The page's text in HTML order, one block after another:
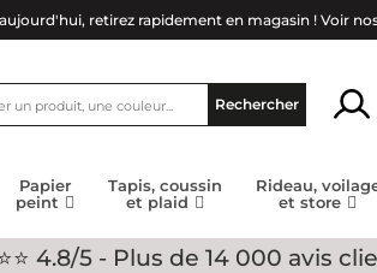
retirez rapidement en magasin !Voir
Rechercher
Papier
peint
Tapis, coussin
et plaid
Rideau,
et store
4.8/5 - Plus de 14 000 avis